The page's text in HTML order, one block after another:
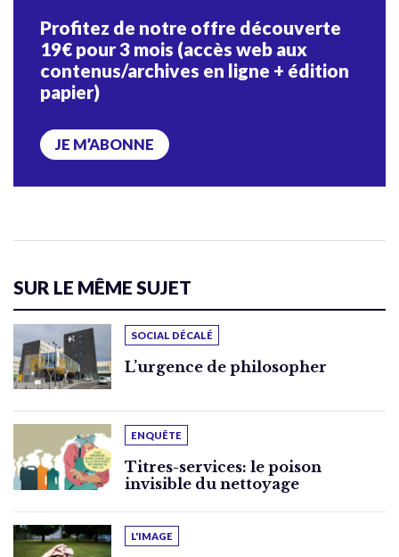
Profitez de notre offre découverte
19€ pour 3 mois (accès web aux
contenus/archives en ligne + édition
papier)
JE M’ABONNE
SUR LE MÊME SUJET
SOCIAL DÉCALÉ
L’urgence de philosopher
ENQUÊTE
Titres-services: le poison
invisible du nettoyage
L'IMAGE